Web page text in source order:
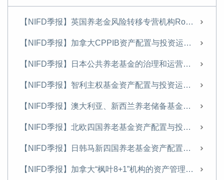
【NIFD季报】英国养老金风险转移专营机构Rothesay的投资运营情况研究——2025年H2机构投资者资产管理
【NIFD季报】加拿大CPPIB资产配置与投资运营情况简析——2025年H1机构投资者资产管理
【NIFD季报】日本公共养老基金的治理和运营及启示——2024年度机构投资者的资产管理
【NIFD季报】智利主权基金资产配置与投资运营情况研究——2024Q3机构投资者资产管理
【NIFD季报】澳大利亚、新西兰养老储备基金资产配置与投资运作情况研究—2024Q2机构投资者的资产管理
【NIFD季报】北欧四国养老基金资产配置与投资运营情况研究——2024Q1机构投资者的资产管理
【NIFD季报】日韩马新四国养老基金资产配置与投资运营情况研究—2023年度机构投资者的资产管理
【NIFD季报】加拿大“枫叶8+1”机构的资产管理特点及动态——2023Q2机构投资者的资产管理